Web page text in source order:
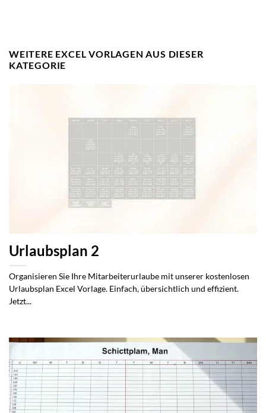
WEITERE EXCEL VORLAGEN AUS DIESER
KATEGORIE
Urlaubsplan 2
Organisieren Sie Ihre Mitarbeiterurlaube mit unserer kostenlosen
Urlaubsplan Excel Vorlage. Einfach, übersichtlich und effizient.
Jetzt...